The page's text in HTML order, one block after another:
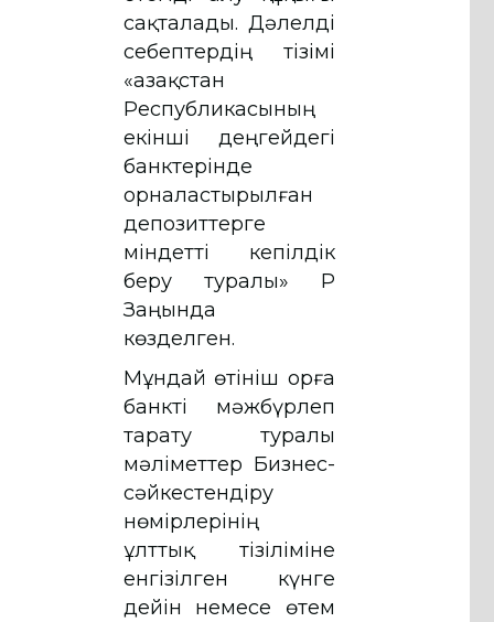
сақталады. Дәлелді
себептердің тізімі
«Қазақстан
Республикасының
екiншi деңгейдегі
банктерiнде
орналастырылған
депозиттерге
мiндеттi кепiлдiк
беру туралы» ҚР
Заңында
көзделген.
Мұндай өтініш Қорға
банктi мәжбүрлеп
тарату туралы
мәліметтер Бизнес-
сәйкестендіру
нөмірлерінің
ұлттық тiзiлiмiне
енгiзiлген күнге
дейін немесе өтем